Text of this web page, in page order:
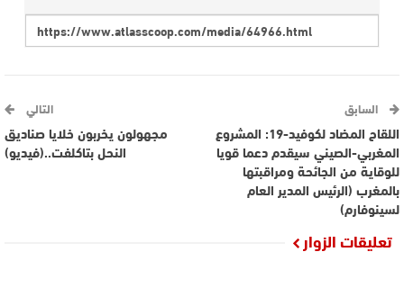
السابق
اللقاح المضاد لكوفيد-19: المشروع
المغربي-الصيني سيقدم دعما قويا
للوقاية من الجائحة ومراقبتها
بالمغرب (الرئيس المدير العام
لسينوفارم)
التالي
مجهولون يخربون خلايا صناديق
النحل بتاكلفت..(فيديو)
تعليقات الزوار